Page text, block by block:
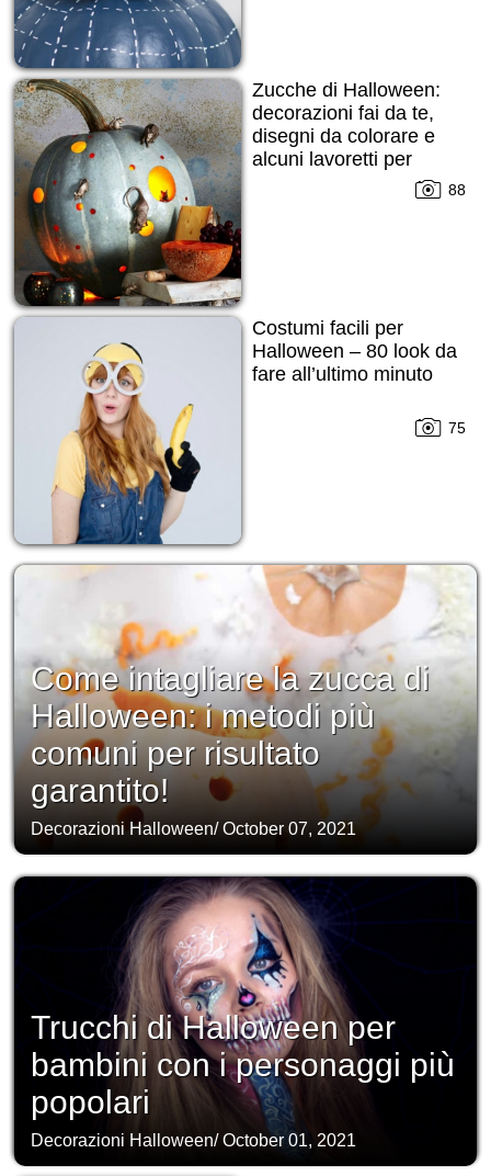
Zucche di Halloween:
decorazioni fai da te,
disegni da colorare e
alcuni lavoretti per
88
Costumi facili per
Halloween – 80 look da
fare all’ultimo minuto
75
Come intagliare la zucca di
Halloween: i metodi più
comuni per risultato
garantito!
Decorazioni Halloween/October 07, 2021
Trucchi di Halloween per
bambini con i personaggi più
popolari
Decorazioni Halloween/October 01, 2021